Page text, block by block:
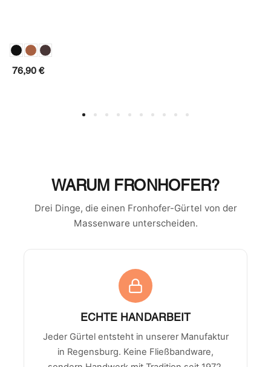
76,90 €
WARUM FRONHOFER?
Drei Dinge, die einen Fronhofer-Gürtel von der
Massenware unterscheiden.
ECHTE HANDARBEIT
Jeder Gürtel entsteht in unserer Manufaktur
in Regensburg. Keine Fließbandware,